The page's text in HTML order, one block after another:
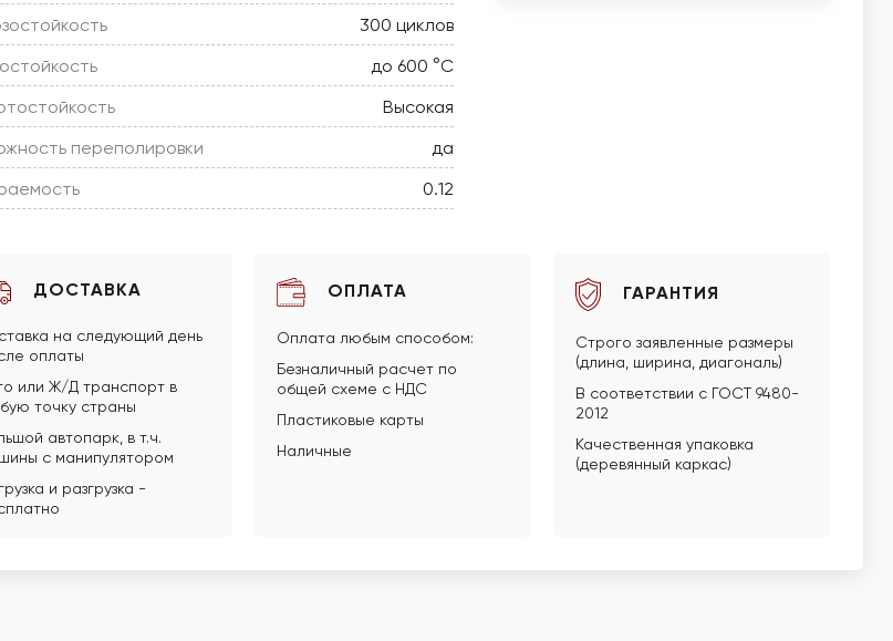
300 циклов
до 600 °C
Высокая
переполировки да
0.12
ДОСТАВКА
на следующий день
оплаты
или Ж/Д транспорт в
точку страны
автопарк, в т.ч.
с манипулятором
и разгрузка -
ОПЛАТА
Оплата любым способом:
Безналичный расчет по
общей схеме с НДС
Пластиковые карты
Наличные
ГАРАНТИЯ
Строго заявленные размеры
(длина, ширина, диагональ)
В соответствии с ГОСТ 9480-
2012
Качественная упаковка
(деревянный каркас)